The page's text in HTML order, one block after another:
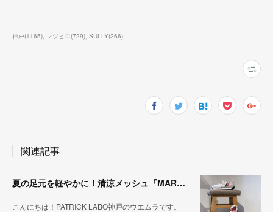
神戸(1165) マツヒロ(729) SULLY(266)
関連記事
夏の足元を軽やかに！清涼メッシュ『MARATHON-ME2』
こんにちは！PATRICK LABO神戸のウエムラです。